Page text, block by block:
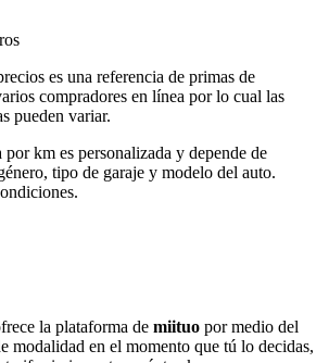
es una referencia de primas de
compradores en línea por lo cual las
pueden variar.
km es personalizada y depende de
tipo de garaje y modelo del auto.
la plataforma de miituo por medio del
modalidad en el momento que tú lo decidas,